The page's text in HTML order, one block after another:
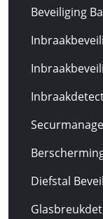
Beveiliging
Diefstal